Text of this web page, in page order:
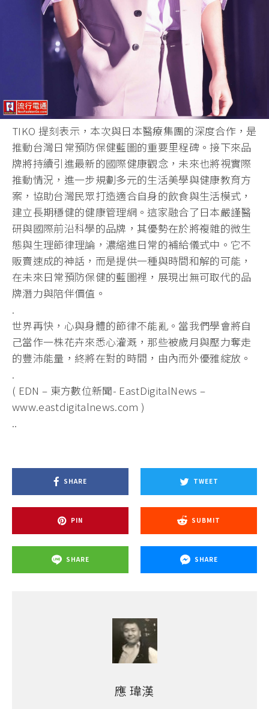
TIKO 提刻表示，本次與日本醫療集團的深度合作，是
推動台灣日常預防保健藍圖的重要里程碑。接下來品
牌將持續引進最新的國際健康觀念，未來也將視實際
推動情況，進一步規劃多元的生活美學與健康教育方
案，協助台灣民眾打造適合自身的飲食與生活模式，
建立長期穩健的健康管理網。這家融合了日本嚴謹醫
研與國際前沿科學的品牌，其優勢在於將複雜的微生
態與生理節律理論，濃縮進日常的補給儀式中。它不
販賣速成的神話，而是提供一種與時間和解的可能，
在未來日常預防保健的藍圖裡，展現出無可取代的品
牌潛力與陪伴價值。
.
世界再快，心與身體的節律不能亂。當我們學會將自
己當作一株花卉來悉心灌溉，那些被歲月與壓力奪走
的豐沛能量，終將在對的時間，由內而外優雅綻放。
.
( EDN – 東方數位新聞- EastDigitalNews –
www.eastdigitalnews.com )
..
SHARE TWEET
PIN SUBMIT
SHARE SHARE
應 瑋漢